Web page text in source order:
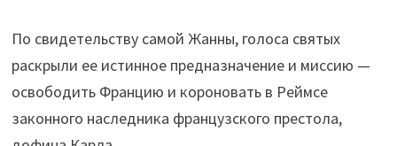
По свидетельству самой Жанны, голоса святых
раскрыли ее истинное предназначение и миссию —
освободить Францию и короновать в Реймсе
законного наследника французского престола,